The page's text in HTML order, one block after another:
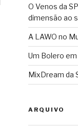
O Venos da
dimensão ao
A LAWO no
Um Bolero
MixDream da
ARQUIVO